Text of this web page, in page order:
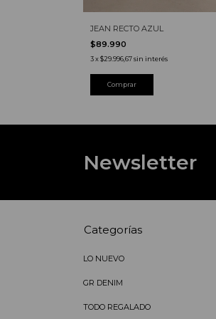
JEAN RECTO AZUL
$89.990
3x$29.996,67sin interés
Comprar
Newsletter
Categorías
LO NUEVO
GR DENIM
TODO REGALADO